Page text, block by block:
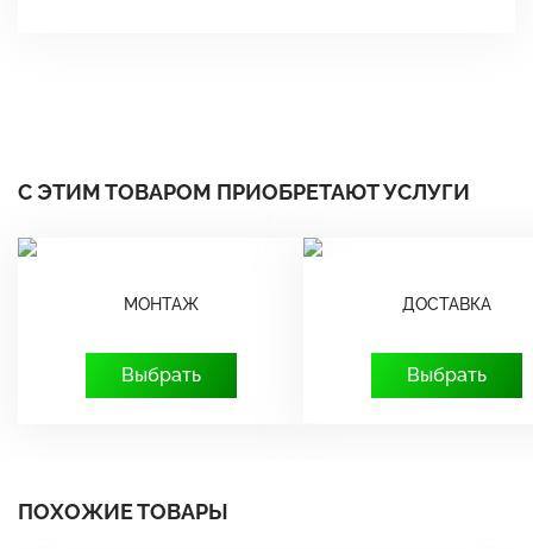
С ЭТИМ ТОВАРОМ ПРИОБРЕТАЮТ УСЛУГИ
МОНТАЖ
Выбрать
ДОСТАВКА
Выбрать
ПОХОЖИЕ ТОВАРЫ